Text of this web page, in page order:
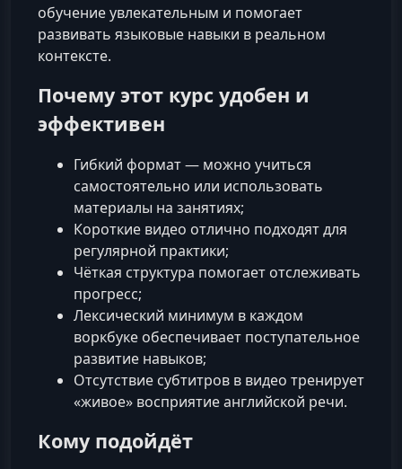
обучение увлекательным и помогает
развивать языковые навыки в реальном
контексте.
Почему этот курс удобен и
эффективен
Гибкий формат — можно учиться
самостоятельно или использовать
материалы на занятиях;
Короткие видео отлично подходят для
регулярной практики;
Чёткая структура помогает отслеживать
прогресс;
Лексический минимум в каждом
воркбуке обеспечивает поступательное
развитие навыков;
Отсутствие субтитров в видео тренирует
«живое» восприятие английской речи.
Кому подойдёт